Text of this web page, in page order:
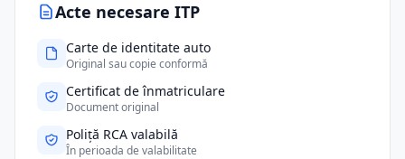
Acte necesare ITP
Carte de identitate auto
Original sau copie conformă
Certificat de înmatriculare
Document original
Poliță RCA valabilă
În perioada de valabilitate